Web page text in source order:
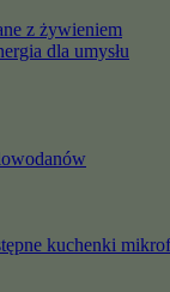
z żywieniem
dla umysłu
kuchenki